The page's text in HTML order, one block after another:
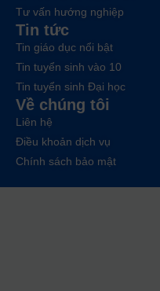
Tư vấn hướng nghiệp
Tin tức
Tin giáo dục nổi bật
Tin tuyển sinh vào 10
Tin tuyển sinh Đại học
Về chúng tôi
Liên hệ
Điều khoản dịch vụ
Chính sách bảo mật